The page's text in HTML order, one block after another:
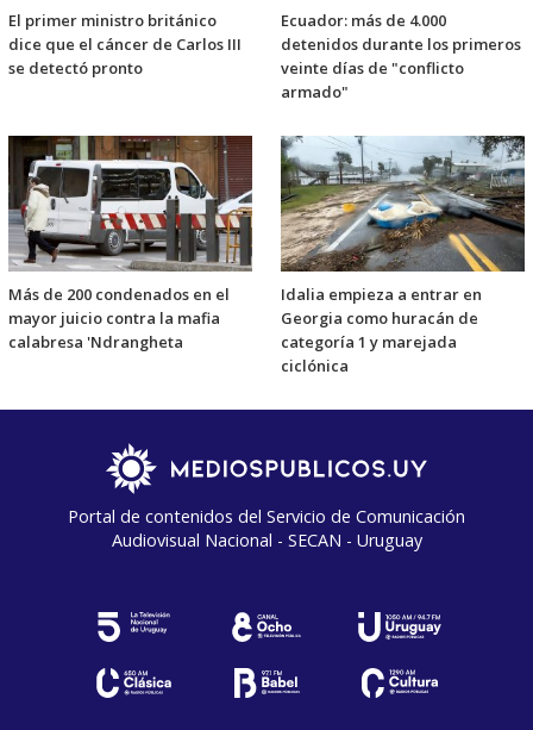
El primer ministro británico
dice que el cáncer de Carlos III
se detectó pronto
Ecuador: más de 4.000
detenidos durante los primeros
veinte días de "conflicto
armado"
Más de 200 condenados en el
mayor juicio contra la mafia
calabresa 'Ndrangheta
Idalia empieza a entrar en
Georgia como huracán de
categoría 1 y marejada
ciclónica
Portal de contenidos del Servicio de Comunicación
Audiovisual Nacional - SECAN - Uruguay